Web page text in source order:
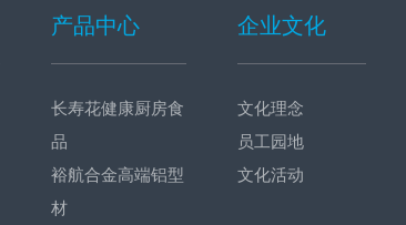
产品中心
长寿花健康厨房食
品
裕航合金高端铝型
材
企业文化
文化理念
员工园地
文化活动